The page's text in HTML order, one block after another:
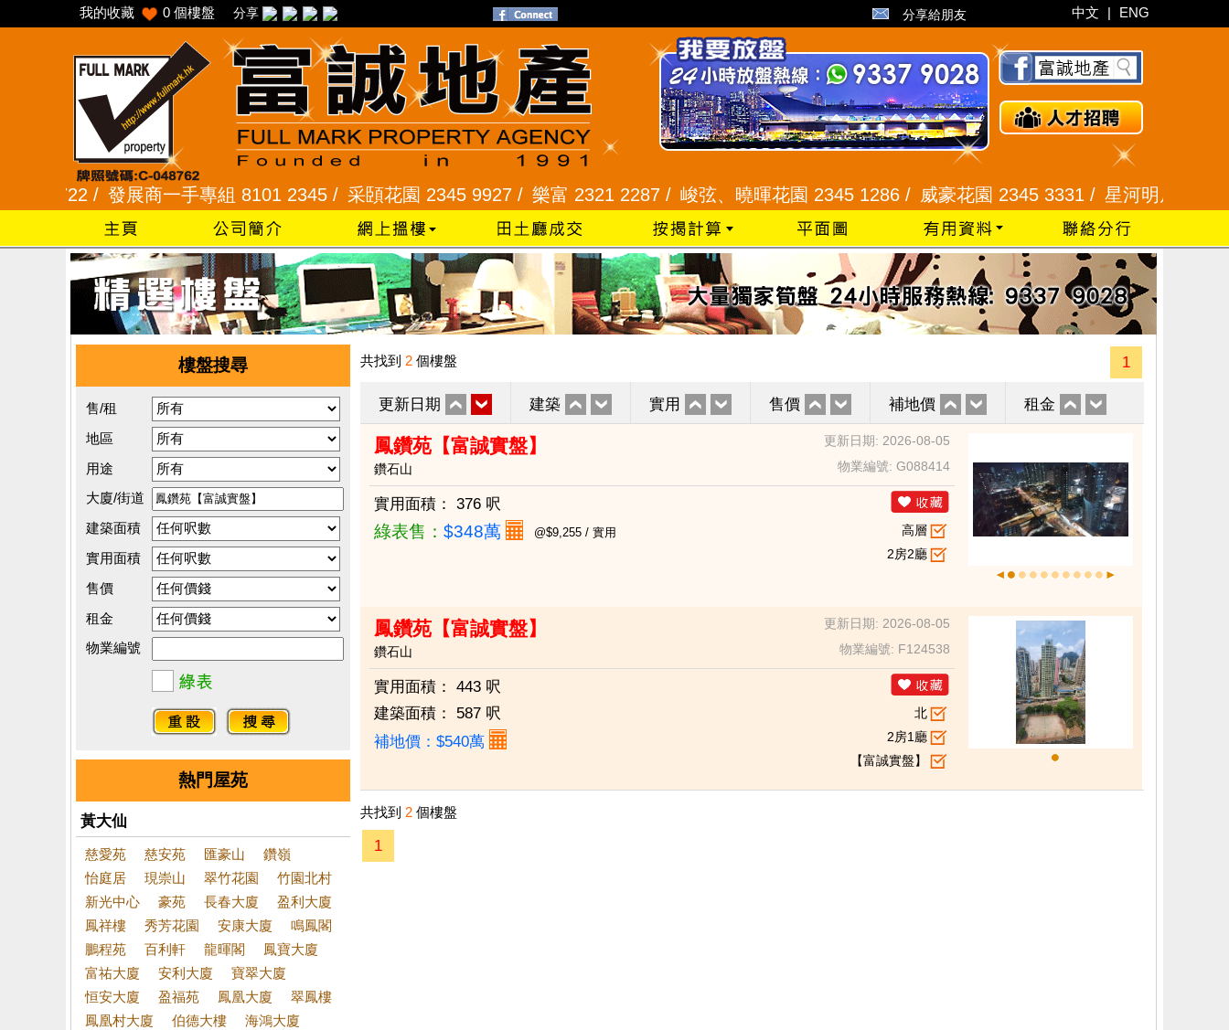
我的收藏 0 個樓盤 分享 分享給朋友 中文 | ENG
發展商一手專組 8101 2345 /采頣花園 2345 9927 /樂富 2321 2287 /峻弦、曉暉花園 2345 1286 /威豪花園 2345 3331 /星河明居、悅庭軒
樓盤搜尋
售/租
地區
用途
大廈/街道
建築面積
實用面積
售價
租金
物業編號
熱門屋苑
黃大仙
慈愛苑 慈安苑 匯豪山
鑽嶺
怡庭居
現崇山 翠竹花園
竹園北村
新光中心
豪苑 長春大廈
盈利大廈
鳳祥樓
秀芳花園 安康大廈
鳴鳳閣
鵬程苑
百利軒 龍暉閣
鳳寶大廈
富祐大廈
安利大廈
寶翠大廈
恒安大廈
盈福苑 鳳凰大廈
翠鳳樓
鳳凰村大廈
伯德大樓
海鴻大廈
共找到 2 個樓盤 1
更新日期 建築 實用 售價 補地價 租金
鳳鑽苑【富誠實盤】
更新日期: 2026-08-05
鑽石山
物業編號: G088414
實用面積： 376 呎
綠表售： $348萬 @$9,255 / 實用
高層
2房2廳
鳳鑽苑【富誠實盤】
更新日期: 2026-08-05
鑽石山
物業編號: F124538
實用面積：
443 呎
建築面積：
587 呎
補地價：$540萬
北
2房1廳
【富誠實盤】
共找到 2 個樓盤
1